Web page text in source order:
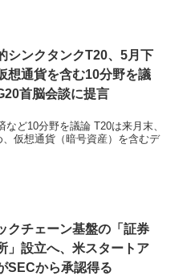
シンクタンクT20、5月下
想通貨を含む10分野を議
首脳会談に提言
ど10分野を議論 T20は来月末、
仮想通貨（暗号資産）を含むデ
クチェーン基盤の「証券
」設立へ、米スタートア
SECから承認得る